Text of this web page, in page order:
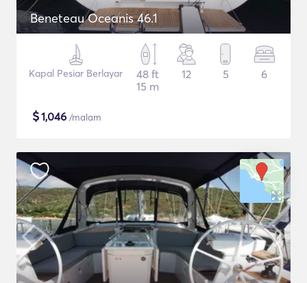
Beneteau Oceanis 46.1
Kapal Pesiar Berlayar
48 ft
15 m
12 5 6
$1,046 /malam